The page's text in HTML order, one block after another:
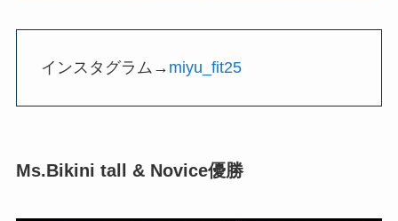
インスタグラム→ miyu_fit25
Ms.Bikini tall & Novice優勝